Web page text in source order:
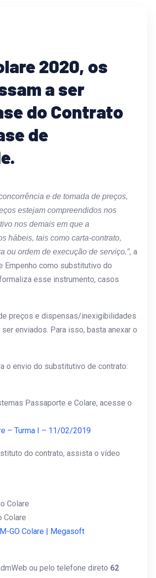
2020, os
a ser
do Contrato
de
e de tomada de preços,
estejam compreendidos nos
nos demais em que a
hábeis, tais como carta-contrato,
ou ordem de execução de serviço.”, a
Empenho como substitutivo do
esse instrumento, casos
preços e dispensas/inexigibilidades
enviados. Para isso, basta anexar o
o envio do substitutivo de contrato:
Passaporte e Colare, acesse o
– Turma I – 11/02/2019
do contrato, assista o vídeo
Colare
Colare
GO Colare | Megasoft
ou pelo telefone direto 62